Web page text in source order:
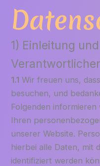
1) Einleitung
1.1 Wir freuen uns,
besuchen, und
Folgenden
Ihren
unserer Website.
hierbei alle Daten, mit
identifiziert werden